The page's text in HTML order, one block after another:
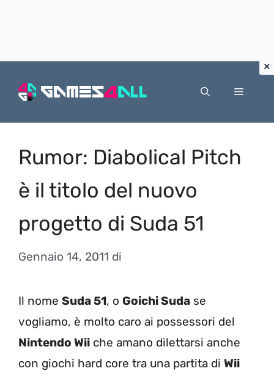
Menu
Rumor: Diabolical Pitch
è il titolo del nuovo
progetto di Suda 51
Gennaio 14, 2011 di
Il nome Suda 51, o Goichi Suda se
vogliamo, è molto caro ai possessori del
Nintendo Wii che amano dilettarsi anche
con giochi hard core tra una partita di Wii